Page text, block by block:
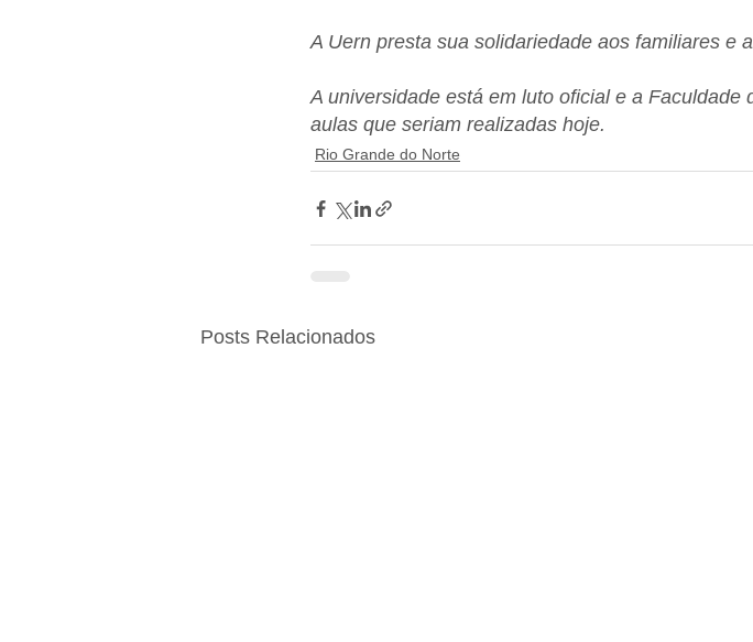
A Uern presta sua solidariedade aos familiares e
A universidade está em luto oficial e a
aulas que seriam realizadas hoje.
Rio Grande do Norte
Posts Relacionados